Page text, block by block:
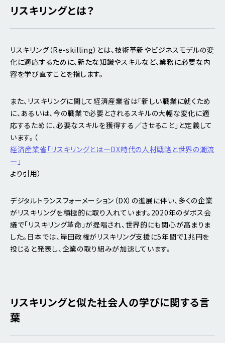
リスキリングとは？
リスキリング（Re-skilling）とは、技術革新やビジネスモデルの変
化に適応するために、新たな知識やスキルなど、業務に必要な内
容を学び直すことを指します。
また、リスキリングに関して経済産業省は「新しい職業に就くため
に、あるいは、今の職業で必要とされるスキルの大幅な変化に適
応するために、必要なスキルを獲得する／させること」と定義して
います。（
経済産業省「リスキリングとは―DX時代の人材戦略と世界の潮流
―」
より引用）
デジタルトランスフォーメーション（DX）の進展に伴い、多くの企業
がリスキリングを積極的に取り入れています。2020年のダボス会
議で「リスキリング革命」が提唱され、世界的にも関心が高まりま
した。日本では、岸田政権がリスキリング支援に5年間で1兆円を
投じると発表し、企業の取り組みが加速しています。
リスキリングと似た社会人の学びに関する言
葉